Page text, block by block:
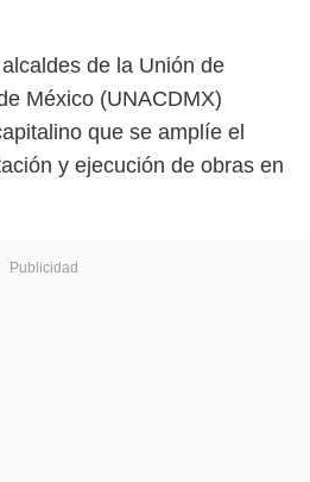
de la Unión de
México (UNACDMX)
que se amplíe el
y ejecución de obras en